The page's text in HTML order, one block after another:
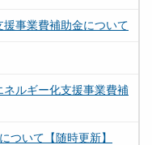
事業費補助金について
ルギー化支援事業費補
ついて【随時更新】